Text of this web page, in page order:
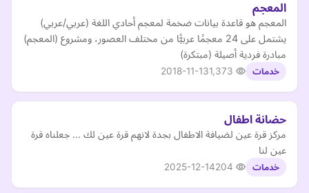
المعجم
المعجم هو قاعدة بيانات ضخمة لمعجم أحادي اللغة (عربي/عربي)
يشتمل على 24 معجمًا عربيًّا من مختلف العصور، ومشروع (المعجم)
مبادرة فردية أصيلة (مبتكرة)
خدمات 2018-11-13
حضانة اطفال
مركز قرة عين لضيافة الاطفال بجدة لانهم قرة عين لك ... جعلناه قرة
عين لنا
خدمات 2025-12-14